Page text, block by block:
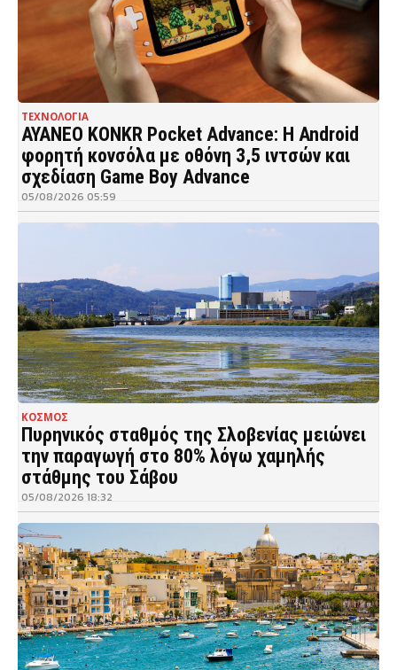
ΤΕΧΝΟΛΟΓΙΑ
AYANEO KONKR Pocket Advance: Η Android
φορητή κονσόλα με οθόνη 3,5 ιντσών και
σχεδίαση Game Boy Advance
05/08/2026 05:59
ΚΟΣΜΟΣ
Πυρηνικός σταθμός της Σλοβενίας μειώνει
την παραγωγή στο 80% λόγω χαμηλής
στάθμης του Σάβου
05/08/2026 18:32